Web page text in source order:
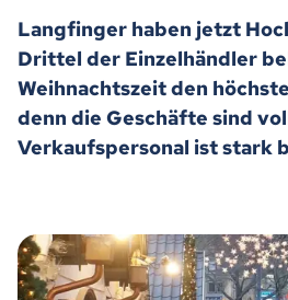
Langfinger haben jetzt
Drittel der Einzelhändler
Weihnachtszeit den
denn die Geschäfte sind
Verkaufspersonal ist stark